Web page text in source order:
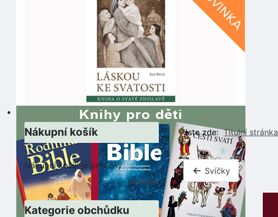
Nákupní košík
Nákupní košík je prázdný
K pokladně
Kategorie obchůdku
Jste zde:Titulní stránka
Svíčky